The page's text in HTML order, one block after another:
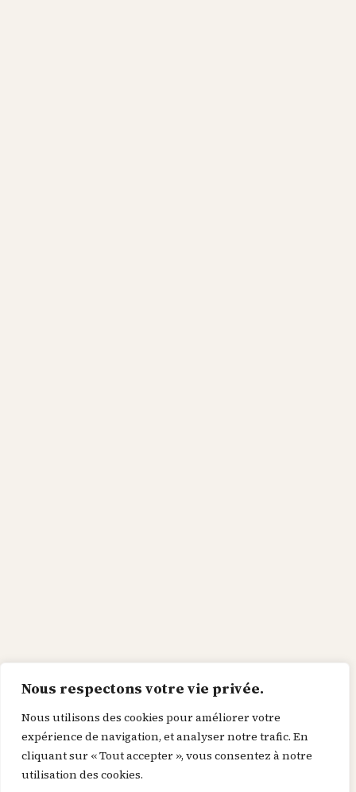
Nous respectons votre vie privée.
Nous utilisons des cookies pour améliorer votre
expérience de navigation, et analyser notre trafic. En
cliquant sur « Tout accepter », vous consentez à notre
utilisation des cookies.